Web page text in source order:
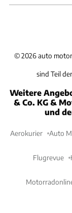
©2026 auto
sind Teil
Weitere
& Co. KG &
und
Aerokurier Auto
Flugrevue